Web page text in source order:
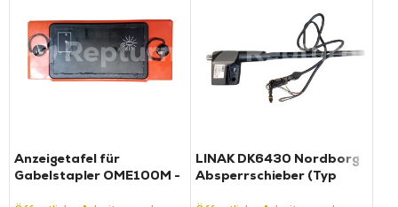
Anzeigetafel für
Gabelstapler OME100M -
LINAK DK6430 Nordborg
Absperrschieber (Typ